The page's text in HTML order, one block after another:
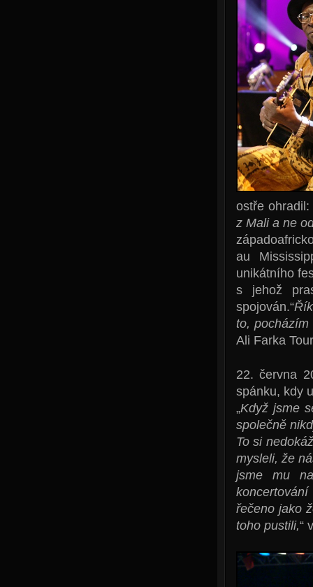
ostře ohradil:
z Mali a ne
au
unikátního
s jehož
spojován.“
to,
Ali Farka
22. června
spánku, kdy
„Když jsme
společně
To si
mysleli, že
jsme mu
řečeno jako
toho pustili,“